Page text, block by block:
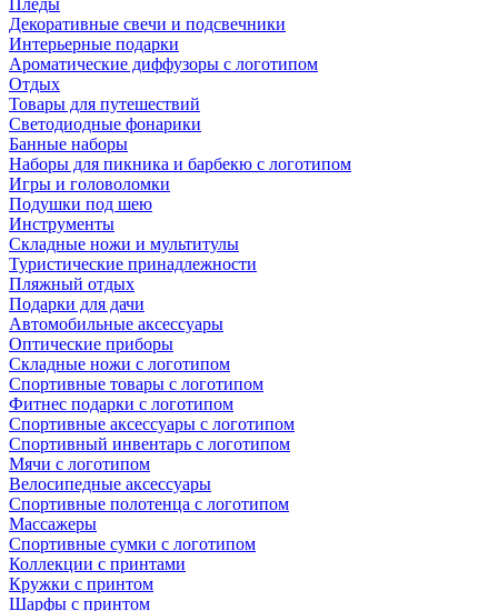
Пледы
Декоративные свечи и подсвечники
Интерьерные подарки
Ароматические диффузоры с логотипом
Отдых
Товары для путешествий
Светодиодные фонарики
Банные наборы
Наборы для пикника и барбекю с логотипом
Игры и головоломки
Подушки под шею
Инструменты
Складные ножи и мультитулы
Туристические принадлежности
Пляжный отдых
Подарки для дачи
Автомобильные аксессуары
Оптические приборы
Складные ножи с логотипом
Спортивные товары с логотипом
Фитнес подарки с логотипом
Спортивные аксессуары с логотипом
Спортивный инвентарь с логотипом
Мячи с логотипом
Велосипедные аксессуары
Спортивные полотенца с логотипом
Массажеры
Спортивные сумки с логотипом
Коллекции с принтами
Кружки с принтом
Шарфы с принтом